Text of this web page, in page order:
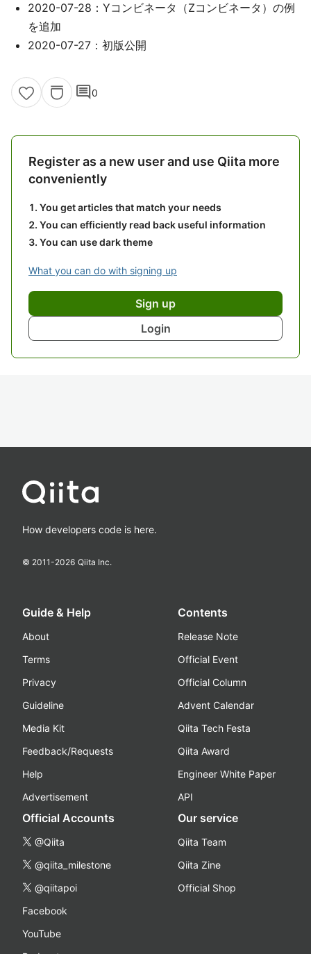
2020-07-28：Yコンビネータ（Zコンビネータ）の例
を追加
2020-07-27：初版公開
comment0
Register as a new user and use Qiita more
conveniently
You get articles that match your needs
You can efficiently read back useful information
You can use dark theme
What you can do with signing up
Sign up
Login
How developers code is here.
© 2011-2026 Qiita Inc.
Guide & Help
About
Terms
Privacy
Guideline
Media Kit
Feedback/Requests
Help
Advertisement
Contents
Release Note
Official Event
Official Column
Advent Calendar
Qiita Tech Festa
Qiita Award
Engineer White Paper
API
Official Accounts
@Qiita
@qiita_milestone
@qiitapoi
Facebook
YouTube
Our service
Qiita Team
Qiita Zine
Official Shop